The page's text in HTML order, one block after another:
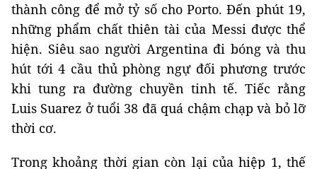
thành công để mở tỷ số cho Porto. Đến phút 19,
những phẩm chất thiên tài của Messi được thể
hiện. Siêu sao người Argentina đi bóng và thu
hút tới 4 cầu thủ phòng ngự đối phương trước
khi tung ra đường chuyền tinh tế. Tiếc rằng
Luis Suarez ở tuổi 38 đã quá chậm chạp và bỏ lỡ
thời cơ.
Trong khoảng thời gian còn lại của hiệp 1, thế